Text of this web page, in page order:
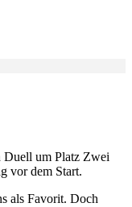
Duell um Platz Zwei
vor dem Start.
als Favorit. Doch